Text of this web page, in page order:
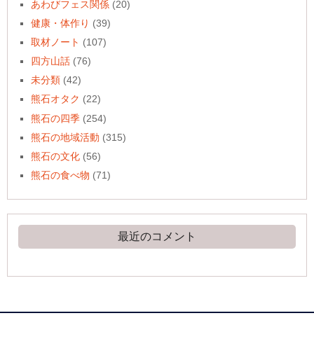
あわびフェス関係 (20)
健康・体作り (39)
取材ノート (107)
四方山話 (76)
未分類 (42)
熊石オタク (22)
熊石の四季 (254)
熊石の地域活動 (315)
熊石の文化 (56)
熊石の食べ物 (71)
最近のコメント